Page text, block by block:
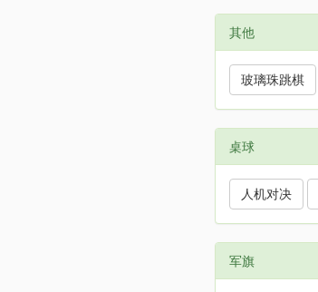
其他
玻璃珠跳棋
桌球
人机对决
军旗